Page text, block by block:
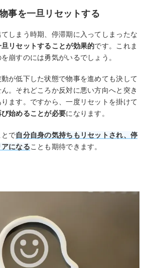
事を一旦リセットする
しまう時期、停滞期に入ってしまったな
リセットすることが効果的です。これま
崩すのには勇気がいるでしょう。
が低下した状態で物事を進めても決して
。それどころか反対に悪い方向へと突き
ます。ですから、一度リセットを掛けて
始めることが必要になります。
で自分自身の気持ちもリセットされ、停
になることも期待できます。